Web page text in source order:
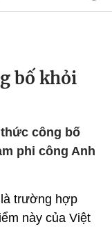
bố khỏi
công bố
phi công Anh
trường hợp
này của Việt